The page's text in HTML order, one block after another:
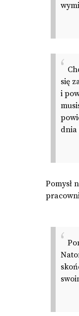
się
i
dnia
Pomysł